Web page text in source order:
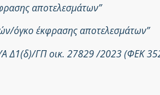
αποτελεσμάτων”
όγκο έκφρασης αποτελεσμάτων”
Δ1(δ)/ΓΠ οικ. 27829 /2023 (ΦΕΚ